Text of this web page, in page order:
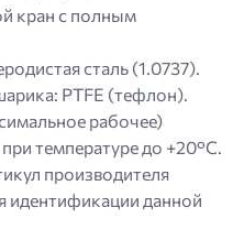
кран с полным
сталь (1.0737).
PTFE (тефлон).
рабочее)
температуре до +20°C.
производителя
идентификации данной